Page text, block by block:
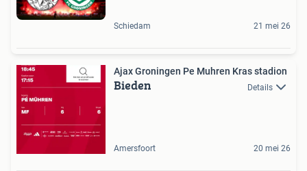
Schiedam 21 mei 26
Ajax Groningen Pe Muhren Kras stadion
Bieden Details
Amersfoort 20 mei 26